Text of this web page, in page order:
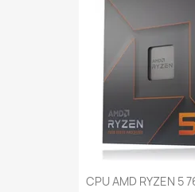
CPU AMD RYZEN 5